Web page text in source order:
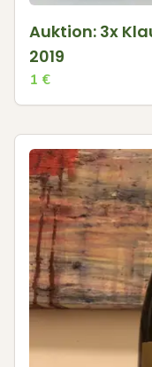
Auktion: 3x
2019
1 €